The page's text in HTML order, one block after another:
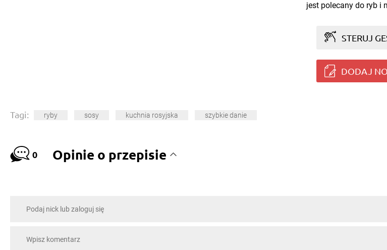
jest polecany do ryb i
STERUJ
DODAJ
Tagi: ryby sosy kuchnia rosyjska szybkie danie
0 Opinie o przepisie